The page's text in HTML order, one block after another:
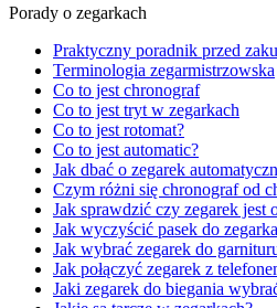
Porady o zegarkach
Praktyczny poradnik przed
Terminologia zegarmistrzowska
Co to jest chronograf
Co to jest tryt w zegarkach
Co to jest rotomat?
Co to jest automatic?
Jak dbać o zegarek
Czym różni się chronograf od
Jak sprawdzić czy zegarek jest
Jak wyczyścić pasek do zegarka
Jak wybrać zegarek do
Jak połączyć zegarek z
Jaki zegarek do biegania